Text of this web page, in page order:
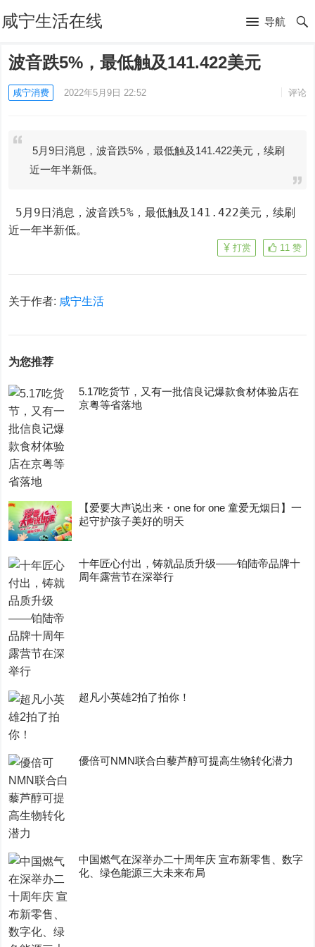
咸宁生活在线 导航
波音跌5%，最低触及141.422美元
咸宁消费 2022年5月9日 22:52 评论
5月9日消息，波音跌5%，最低触及141.422美元，续刷
近一年半新低。
5月9日消息，波音跌5%，最低触及141.422美元，续刷
近一年半新低。
11 赞
打赏
关于作者: 咸宁生活
为您推荐
5.17吃货节，又有一批信良记爆款食材体验店在
京粤等省落地
【爱要大声说出来・one for one 童爱无烟日】一
起守护孩子美好的明天
十年匠心付出，铸就品质升级——铂陆帝品牌十
周年露营节在深举行
超凡小英雄2拍了拍你！
優倍可NMN联合白藜芦醇可提高生物转化潜力
中国燃气在深举办二十周年庆 宣布新零售、数字
化、绿色能源三大未来布局